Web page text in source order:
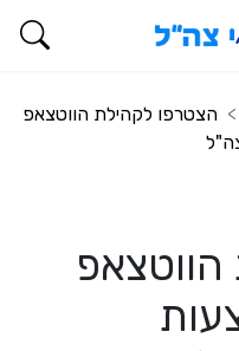
הצטרפו לקהילת הווטצאפ